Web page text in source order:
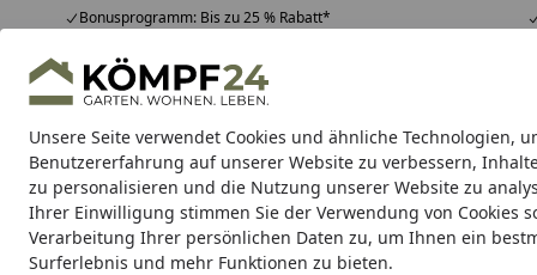
Unsere Seite verwendet Cookies und ähnliche Technologien,
Benutzererfahrung auf unserer Website zu verbessern,
zu personalisieren und die Nutzung unserer Website zu
Ihrer Einwilligung stimmen Sie der Verwendung von Cookies
Verarbeitung Ihrer persönlichen Daten zu, um Ihnen ein
Surferlebnis und mehr Funktionen zu bieten.
Bonusprogramm: Bis zu 25 % Rabatt*
Hotline07051 / 9 22 22
Mo-Fr. 8-16 Uhr 25.956 Bewertungen
Alle Produkte
Alle ProdukteHighlights Tipps & Tricks
Grill Gasgrill Holzkohlegrill Elektrogrill